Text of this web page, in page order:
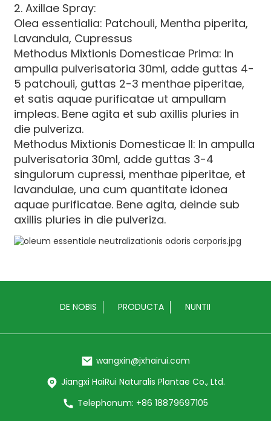
2. Axillae Spray:
Olea essentialia: Patchouli, Mentha piperita,
Lavandula, Cupressus
Methodus Mixtionis Domesticae Prima: In
ampulla pulverisatoria 30ml, adde guttas 4-
5 patchouli, guttas 2-3 menthae piperitae,
et satis aquae purificatae ut ampullam
impleas. Bene agita et sub axillis pluries in
die pulveriza.
Methodus Mixtionis Domesticae II: In ampulla
pulverisatoria 30ml, adde guttas 3-4
singulorum cupressi, menthae piperitae, et
lavandulae, una cum quantitate idonea
aquae purificatae. Bene agita, deinde sub
axillis pluries in die pulveriza.
DE NOBIS PRODUCTA NUNTII
wangxin@jxhairui.com
Jiangxi HaiRui Naturalis Plantae Co., Ltd.
Telephonum: +86 18879697105